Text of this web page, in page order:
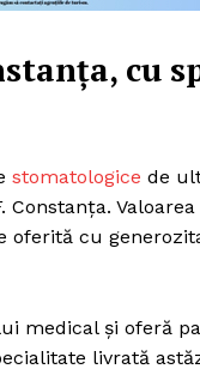
cu
stomatologice de
oferită cu
medical și oferă
livrată